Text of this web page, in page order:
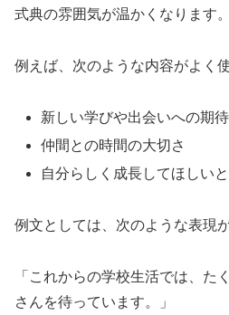
式典の雰囲気が温かくなります。
例えば、次のような内容がよく
新しい学びや出会いへの期待
仲間との時間の大切さ
自分らしく成長してほしい
例文としては、次のような表現
「これからの学校生活では、た
さんを待っています。」